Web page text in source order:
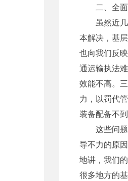
二、全面
虽然近几
本解决，基
也向我们反
通运输执法
效能不高。
力，以罚代
装备配备不
这些问题
导不力的原
地讲，我们
很多地方的